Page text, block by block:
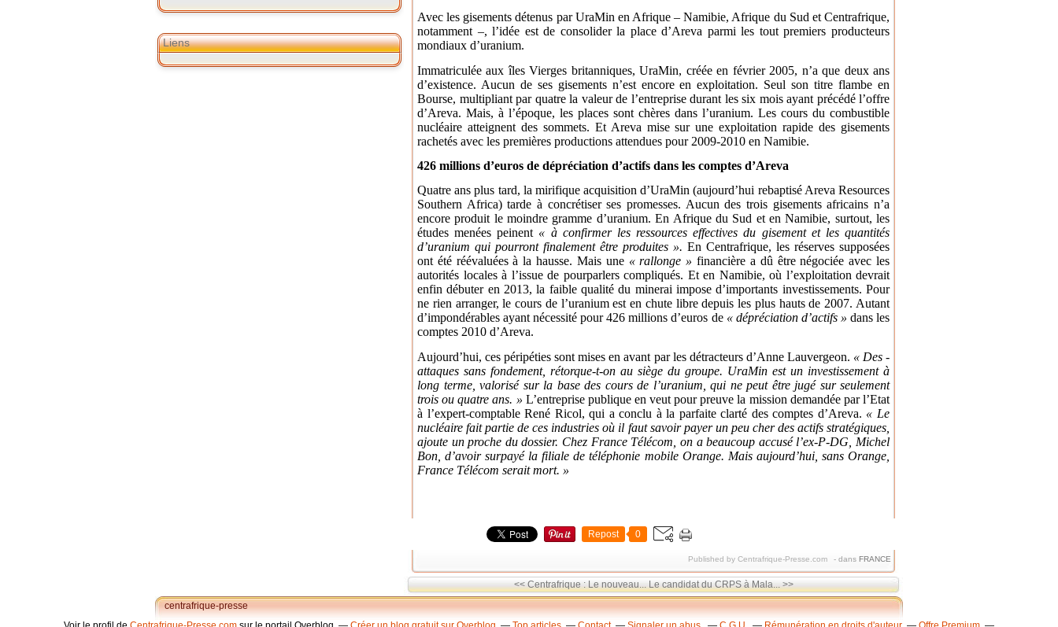
Liens
Avec les gisements détenus par UraMin en Afrique – Namibie, Afrique du Sud et Centrafrique,
notamment –, l’idée est de consolider la place d’Areva parmi les tout premiers producteurs
mondiaux d’uranium.
Immatriculée aux îles Vierges britanniques, UraMin, créée en février 2005, n’a que deux ans
d’existence. Aucun de ses gisements n’est encore en exploitation. Seul son titre flambe en
Bourse, multipliant par quatre la valeur de l’entreprise durant les six mois ayant précédé l’offre
d’Areva. Mais, à l’époque, les places sont chères dans l’uranium. Les cours du combustible
nucléaire atteignent des sommets. Et Areva mise sur une exploitation rapide des gisements
rachetés avec les premières productions attendues pour 2009-2010 en Namibie.
426 millions d’euros de dépréciation d’actifs dans les comptes d’Areva
Quatre ans plus tard, la mirifique acquisition d’UraMin (aujourd’hui rebaptisé Areva Resources
Southern Africa) tarde à concrétiser ses promesses. Aucun des trois gisements africains n’a
encore produit le moindre gramme d’uranium. En Afrique du Sud et en Namibie, surtout, les
études menées peinent « à confirmer les ressources effectives du gisement et les quantités
d’uranium qui pourront finalement être produites ». En Centrafrique, les réserves supposées
ont été réévaluées à la hausse. Mais une « rallonge » financière a dû être négociée avec les
autorités locales à l’issue de pourparlers compliqués. Et en Namibie, où l’exploitation devrait
enfin débuter en 2013, la faible qualité du minerai impose d’importants investissements. Pour
ne rien arranger, le cours de l’uranium est en chute libre depuis les plus hauts de 2007. Autant
d’impondérables ayant nécessité pour 426 millions d’euros de « dépréciation d’actifs » dans les
comptes 2010 d’Areva.
Aujourd’hui, ces péripéties sont mises en avant par les détracteurs d’Anne Lauvergeon. « Des ­
attaques sans fondement, rétorque-t-on au siège du groupe. UraMin est un investissement à
long terme, valorisé sur la base des cours de l’uranium, qui ne peut être jugé sur seulement
trois ou quatre ans. » L’entreprise publique en veut pour preuve la mission demandée par l’Etat
à l’expert-comptable René Ricol, qui a conclu à la parfaite clarté des comptes d’Areva. « Le
nucléaire fait partie de ces industries où il faut savoir payer un peu cher des actifs stratégiques,
ajoute un proche du dossier. Chez France ­Télécom, on a beaucoup accusé l’ex-P-DG, Michel
Bon, d’avoir surpayé la filiale de téléphonie mobile Orange. Mais aujourd’hui, sans Orange,
France Télécom serait mort. »
Repost 0
Published by Centrafrique-Presse.com - dans FRANCE
<< Centrafrique : Le nouveau... Le candidat du CRPS à Mala... >>
centrafrique-presse